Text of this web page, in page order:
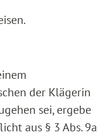
der Klägerin
sei, ergebe
aus § 3 Abs. 9a